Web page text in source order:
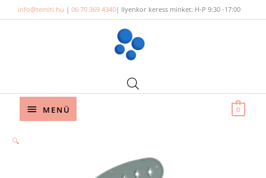
to
info@temiti.hu | 06 70 369 4340| Ilyenkor keress minket: H-P 9:30 -17:00
Below
MENÜ 0
🔍